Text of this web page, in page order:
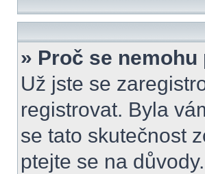
» Proč se
Už jste se
registrovat. Byla
se tato skutečnost
ptejte se na